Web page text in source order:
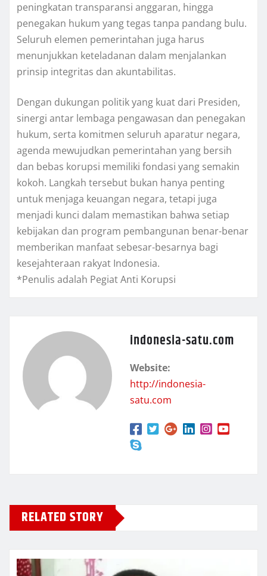
peningkatan transparansi anggaran, hingga
penegakan hukum yang tegas tanpa pandang bulu.
Seluruh elemen pemerintahan juga harus
menunjukkan keteladanan dalam menjalankan
prinsip integritas dan akuntabilitas.
Dengan dukungan politik yang kuat dari Presiden,
sinergi antar lembaga pengawasan dan penegakan
hukum, serta komitmen seluruh aparatur negara,
agenda mewujudkan pemerintahan yang bersih
dan bebas korupsi memiliki fondasi yang semakin
kokoh. Langkah tersebut bukan hanya penting
untuk menjaga keuangan negara, tetapi juga
menjadi kunci dalam memastikan bahwa setiap
kebijakan dan program pembangunan benar-benar
memberikan manfaat sebesar-besarnya bagi
kesejahteraan rakyat Indonesia.
*Penulis adalah Pegiat Anti Korupsi
indonesia-satu.com
Website:
http://indonesia-
satu.com
RELATED STORY